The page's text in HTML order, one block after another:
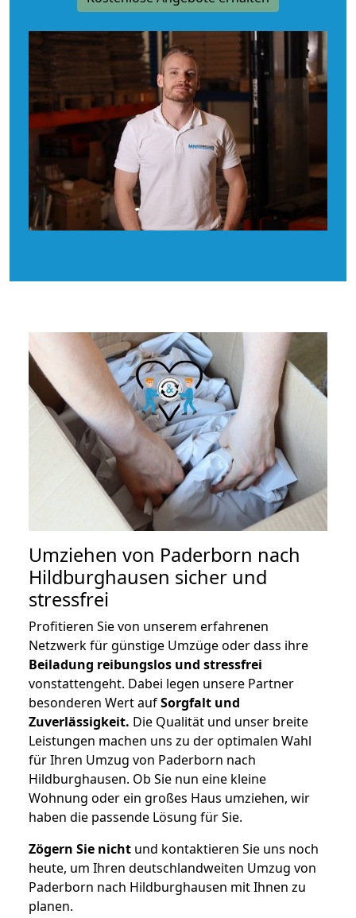
Umziehen von Paderborn nach
Hildburghausen sicher und
stressfrei
Profitieren Sie von unserem erfahrenen
Netzwerk für günstige Umzüge oder dass ihre
Beiladung reibungslos und stressfrei
vonstattengeht. Dabei legen unsere Partner
besonderen Wert aufSorgfalt und
Zuverlässigkeit. Die Qualität und unser breite
Leistungen machen uns zu der optimalen Wahl
für Ihren Umzug von Paderborn nach
Hildburghausen. Ob Sie nun eine kleine
Wohnung oder ein großes Haus umziehen, wir
haben die passende Lösung für Sie.
Zögern Sie nicht und kontaktieren Sie uns noch
heute, um Ihren deutschlandweiten Umzug von
Paderborn nach Hildburghausen mit Ihnen zu
planen.